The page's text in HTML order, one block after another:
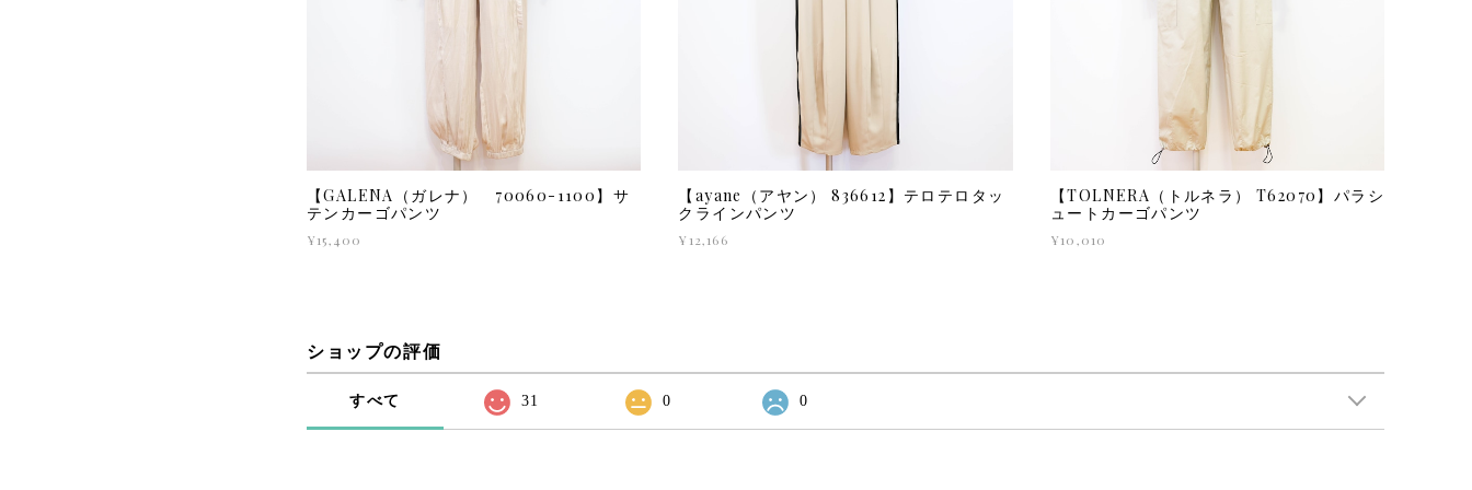
【GALENA（ガレナ） 70060-1100】サ
テンカーゴパンツ
¥15,400
【ayane（アヤン） 836612】テロテロタッ
クラインパンツ
¥12,166
【TOLNERA（トルネラ） T62070】パラシ
ュートカーゴパンツ
¥10,010
ショップの評価
すべて 31 0 0